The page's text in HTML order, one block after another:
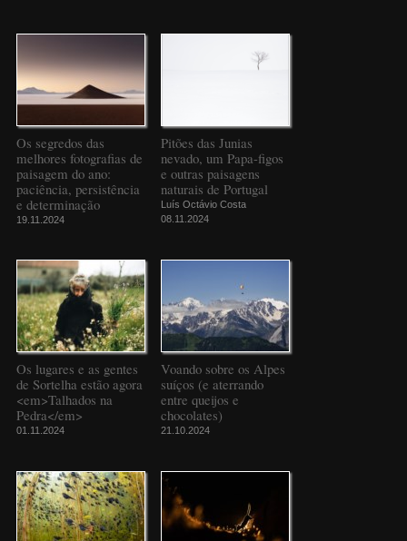
Os segredos das
melhores fotografias de
paisagem do ano:
paciência, persistência
e determinação
19.11.2024
Pitões das Junias
nevado, um Papa-figos
e outras paisagens
naturais de Portugal
Luís Octávio Costa
08.11.2024
Os lugares e as gentes
de Sortelha estão agora
<em>Talhados na
Pedra</em>
01.11.2024
Voando sobre os Alpes
suíços (e aterrando
entre queijos e
chocolates)
21.10.2024